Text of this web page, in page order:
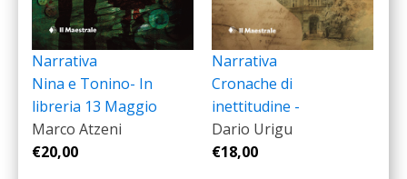
Narrativa
Nina e Tonino- In
libreria 13 Maggio
Marco Atzeni
€20,00
Narrativa
Cronache di
inettitudine -
Dario Urigu
€18,00